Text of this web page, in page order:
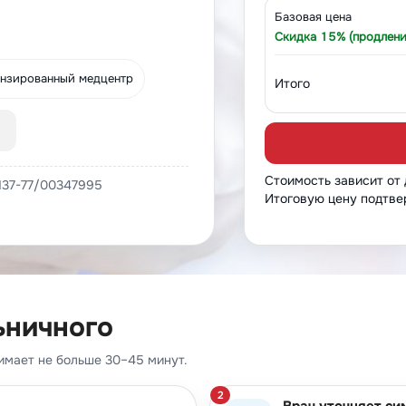
медцентр
77/00347995
Базовая цена
Скидка 15%
Итого
Стоимость зависит
Итоговую цену
не больше 30–45 минут.